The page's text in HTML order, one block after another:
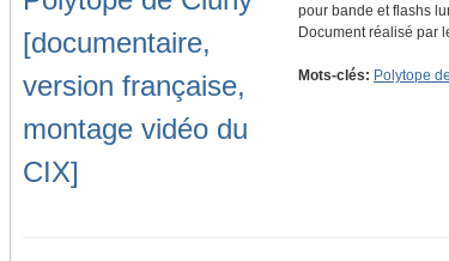
[documentaire,
version française,
montage vidéo du
CIX]
pour bande et flashs
Document réalisé par
Mots-clés: Polytope